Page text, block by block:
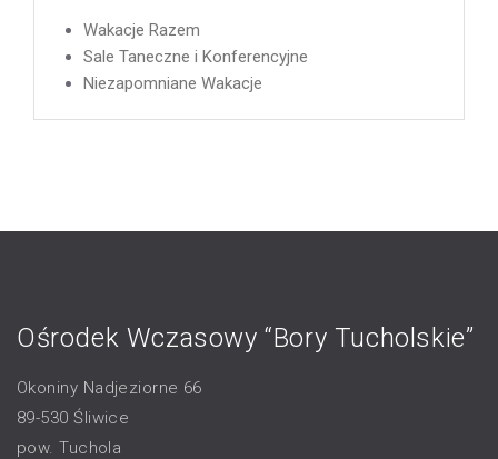
Wakacje Razem
Sale Taneczne i Konferencyjne
Niezapomniane Wakacje
Ośrodek Wczasowy “Bory Tucholskie”
Okoniny Nadjeziorne 66
89-530 Śliwice
pow. Tuchola